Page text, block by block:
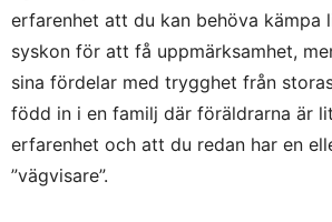
erfarenhet att du kan behöva kämpa
syskon för att få uppmärksamhet,
sina fördelar med trygghet från
född in i en familj där föräldrarna är
erfarenhet och att du redan har en
”vägvisare”.